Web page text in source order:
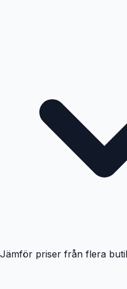
Jämför priser från flera